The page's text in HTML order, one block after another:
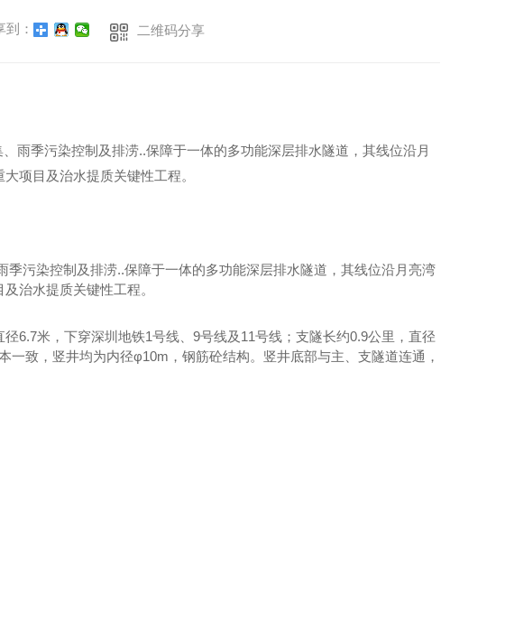
到： 二维码分享
雨季污染控制及排涝..保障于一体的多功能深层排水隧道，其线位沿月
大项目及治水提质关键性工程。
污染控制及排涝..保障于一体的多功能深层排水隧道，其线位沿月亮湾
治水提质关键性工程。
径6.7米，下穿深圳地铁1号线、9号线及11号线；支隧长约0.9公里，直径
致，竖井均为内径φ10m，钢筋砼结构。竖井底部与主、支隧道连通，